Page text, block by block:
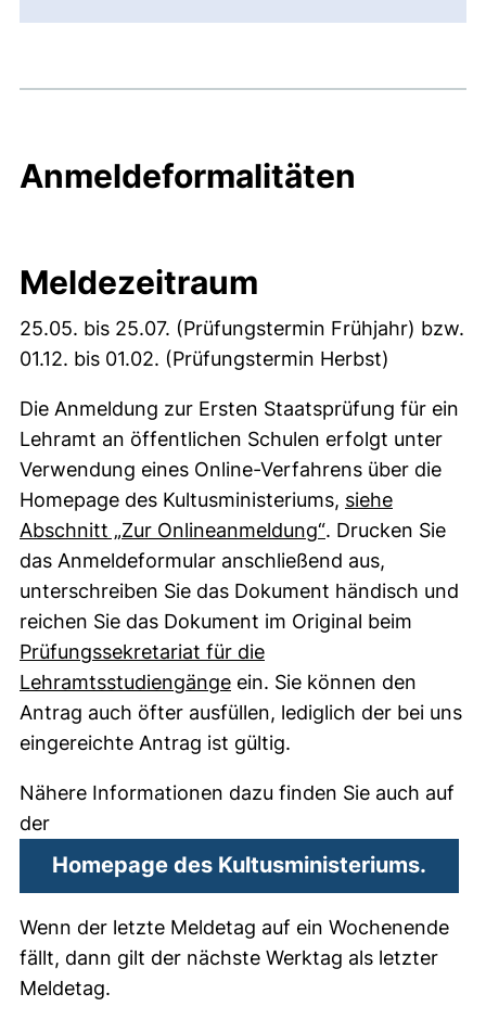
Anmeldeformalitäten
Meldezeitraum
25.05. bis 25.07. (Prüfungstermin Frühjahr) bzw.
01.12. bis 01.02. (Prüfungstermin Herbst)
Die Anmeldung zur Ersten Staatsprüfung für ein
Lehramt an öffentlichen Schulen erfolgt unter
Verwendung eines Online-Verfahrens über die
Homepage des Kultusministeriums, siehe
Abschnitt „Zur Onlineanmeldung“(externer Link,
. Drucken Sie
das Anmeldeformular anschließend aus,
unterschreiben Sie das Dokument händisch und
reichen Sie das Dokument im Original beim
Prüfungssekretariat für die
Lehramtsstudiengänge ein. Sie können den
Antrag auch öfter ausfüllen, lediglich der bei uns
eingereichte Antrag ist gültig.
Nähere Informationen dazu finden Sie auch auf
der
Homepage des Kultusministeriums.
Wenn der letzte Meldetag auf ein Wochenende
fällt, dann gilt der nächste Werktag als letzter
Meldetag.